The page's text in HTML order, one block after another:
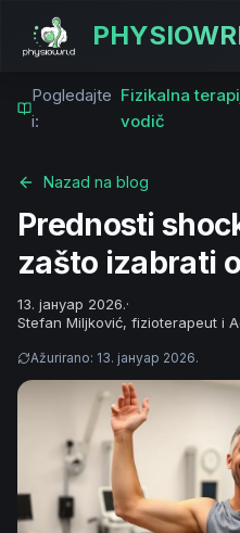
Pogledajte
i:
Fizikalna
vodič
Nazad na blog
Prednosti
zašto izabrati
13. јануар 2026.·
Stefan Miljković, fizioterapeut i
Ažurirano: 13. јануар 2026.